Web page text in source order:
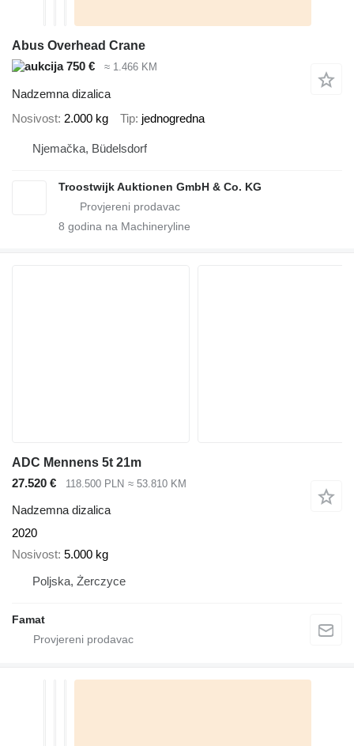
Abus Overhead Crane
750 €
≈ 1.466 KM
Nadzemna dizalica
Nosivost 2.000 kg Tip jednogredna
Njemačka, Büdelsdorf
Troostwijk Auktionen GmbH & Co. KG
8 godina na Machineryline
ADC Mennens 5t 21m
27.520 €
118.500 PLN ≈ 53.810 KM
Nadzemna dizalica
2020
Nosivost 5.000 kg
Poljska, Żerczyce
Famat